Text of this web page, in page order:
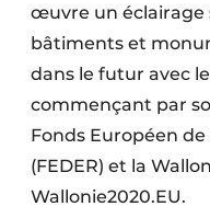
Techniques
œuvre un éclairage
bâtiments et
dans le futur avec
commençant par
Fonds Européen
(FEDER) et la
Wallonie2020.EU.